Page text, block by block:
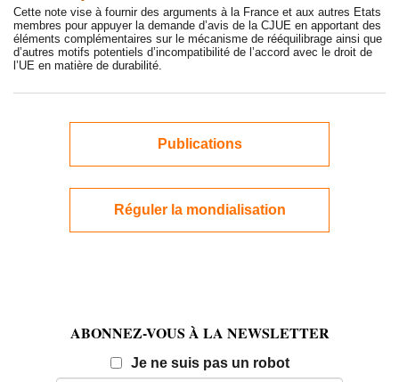
Cette note vise à fournir des arguments à la France et aux autres Etats
membres pour appuyer la demande d’avis de la CJUE en apportant des
éléments complémentaires sur le mécanisme de rééquilibrage ainsi que
d’autres motifs potentiels d’incompatibilité de l’accord avec le droit de
l’UE en matière de durabilité.
Publications
Réguler la mondialisation
ABONNEZ-VOUS À LA NEWSLETTER
Je ne suis pas un robotEmail